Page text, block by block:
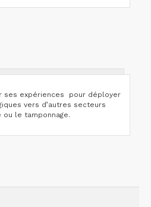
ses expériences pour déployer
vers d’autres secteurs
le tamponnage.